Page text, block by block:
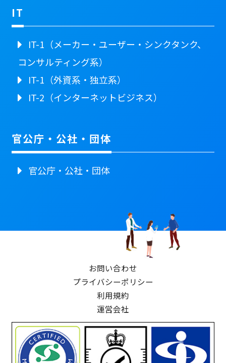
IT
IT-1（メーカー・ユーザー・シンクタンク、
コンサルティング系）
IT-1（外資系・独立系）
IT-2（インターネットビジネス）
官公庁・公社・団体
官公庁・公社・団体
お問い合わせ
プライバシーポリシー
利用規約
運営会社